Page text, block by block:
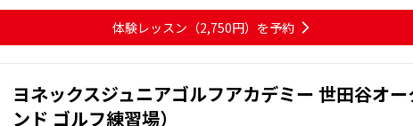
体験レッスン （2,750円） を予約
ヨネックスジュニアゴルフアカデミー 世田谷オ
ンド ゴルフ練習場）